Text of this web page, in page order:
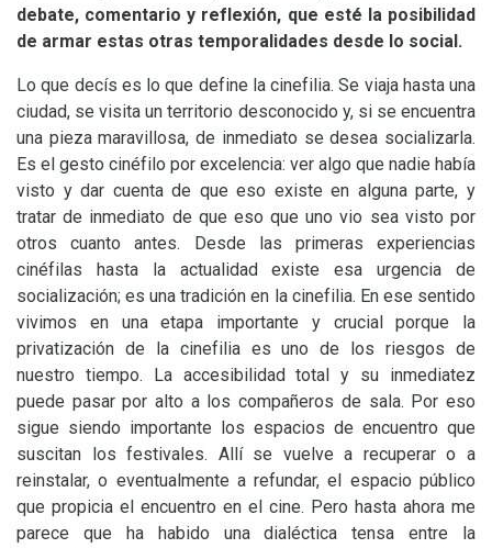
debate, comentario y reflexión, que esté la posibilidad
de armar estas otras temporalidades desde lo social.
Lo que decís es lo que define la cinefilia. Se viaja hasta una
ciudad, se visita un territorio desconocido y, si se encuentra
una pieza maravillosa, de inmediato se desea socializarla.
Es el gesto cinéfilo por excelencia: ver algo que nadie había
visto y dar cuenta de que eso existe en alguna parte, y
tratar de inmediato de que eso que uno vio sea visto por
otros cuanto antes. Desde las primeras experiencias
cinéfilas hasta la actualidad existe esa urgencia de
socialización; es una tradición en la cinefilia. En ese sentido
vivimos en una etapa importante y crucial porque la
privatización de la cinefilia es uno de los riesgos de
nuestro tiempo. La accesibilidad total y su inmediatez
puede pasar por alto a los compañeros de sala. Por eso
sigue siendo importante los espacios de encuentro que
suscitan los festivales. Allí se vuelve a recuperar o a
reinstalar, o eventualmente a refundar, el espacio público
que propicia el encuentro en el cine. Pero hasta ahora me
parece que ha habido una dialéctica tensa entre la